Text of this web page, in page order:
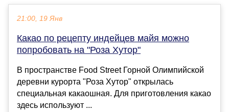
21:00, 19 Янв
Какао по рецепту индейцев майя можно
попробовать на "Роза Хутор"
В пространстве Food Street Горной Олимпийской
деревни курорта "Роза Хутор" открылась
специальная какаошная. Для приготовления какао
здесь используют ...